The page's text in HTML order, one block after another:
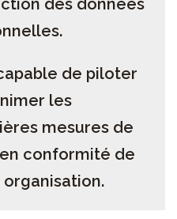
des données
de piloter
les
mesures de
conformité de